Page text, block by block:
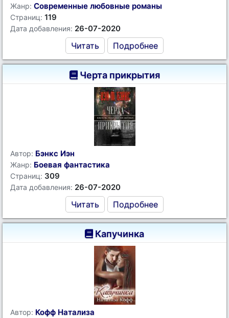
Жанр: Современные любовные романы
Страниц: 119
Дата добавления: 26-07-2020
Читать Подробнее
Черта прикрытия
Автор: Бэнкс Иэн
Жанр: Боевая фантастика
Страниц: 309
Дата добавления: 26-07-2020
Читать Подробнее
Капучинка
Автор: Кофф Натализа